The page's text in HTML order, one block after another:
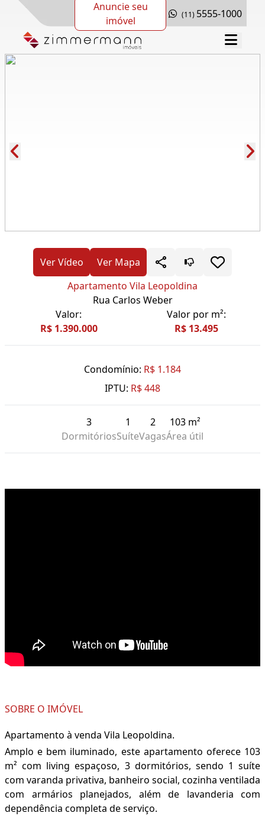
Anuncie seu
imóvel
(11) 5555-1000
Ver Vídeo
Ver Mapa
Apartamento Vila Leopoldina
Rua Carlos Weber
Valor:
R$ 1.390.000
Valor por m²:
R$ 13.495
Condomínio: R$ 1.184
IPTU: R$ 448
3
Dormitórios
1
Suíte
2
Vagas
103 m²
Área útil
SOBRE O IMÓVEL
Apartamento à venda Vila Leopoldina.
Amplo e bem iluminado, este apartamento oferece 103
m² com living espaçoso, 3 dormitórios, sendo 1 suíte
com varanda privativa, banheiro social, cozinha ventilada
com armários planejados, além de lavanderia com
dependência completa de serviço.